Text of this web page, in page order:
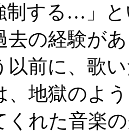
制する…」
去の経験が
以前に、歌
、地獄のよ
くれた音楽